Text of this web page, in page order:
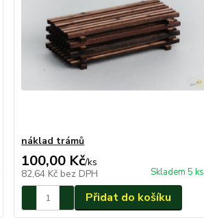
náklad trámů
100,00 Kč/ks
82,64 Kč bez DPH Skladem 5 ks
Přidat do košíku